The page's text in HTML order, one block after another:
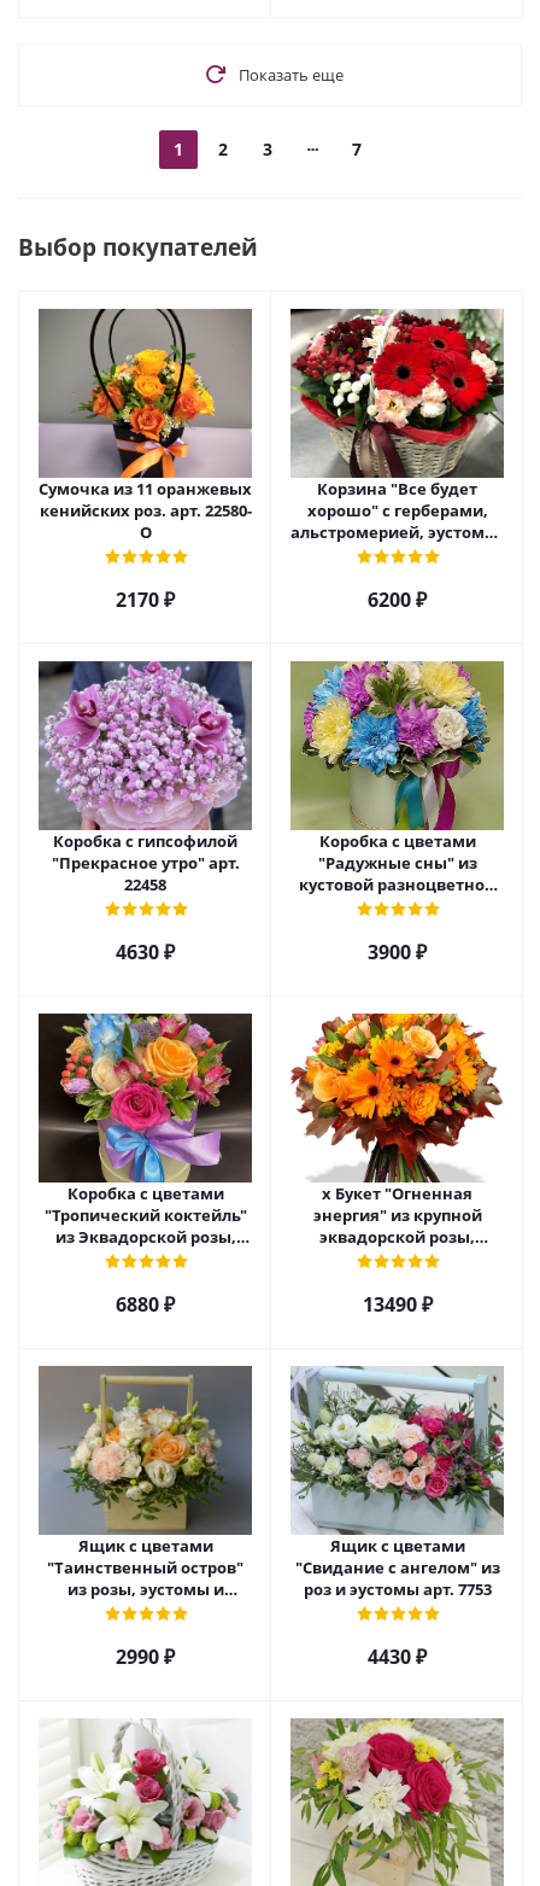
Показать еще
1 2 3 7
Выбор покупателей
Сумочка из 11 оранжевых
кенийских роз. арт. 22580-
О
2170 ₽
Корзина "Все будет
хорошо" с герберами,
альстромерией, эустомой
и хризантемой арт. 22461
6200 ₽
Коробка с гипсофилой
"Прекрасное утро" арт.
22458
4630 ₽
Коробка с цветами
"Радужные сны" из
кустовой разноцветной
хризантемы арт. 22457
3900 ₽
Коробка с цветами
"Тропический коктейль"
из Эквадорской розы,
эустомы, альстромерии
6880 ₽
х Букет "Огненная
энергия" из крупной
эквадорской розы,
гиперикума и гермини.
13490 ₽
Ящик с цветами
"Таинственный остров"
из розы, эустомы и
диантуса арт. 7754
2990 ₽
Ящик с цветами
"Свидание с ангелом" из
роз и эустомы арт. 7753
4430 ₽